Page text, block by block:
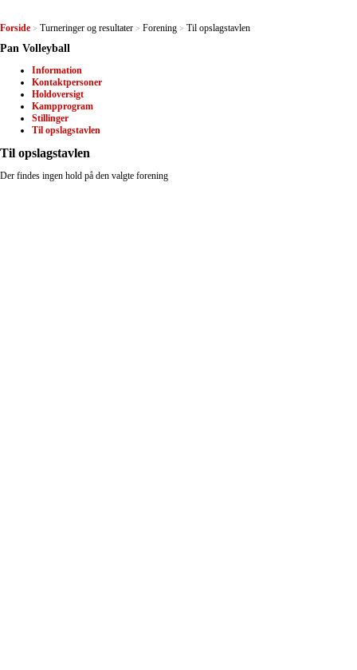
Forside > Turneringer og resultater > Forening > Til opslagstavlen
Pan Volleyball
Information
Kontaktpersoner
Holdoversigt
Kampprogram
Stillinger
Til opslagstavlen
Til opslagstavlen
Der findes ingen hold på den valgte forening